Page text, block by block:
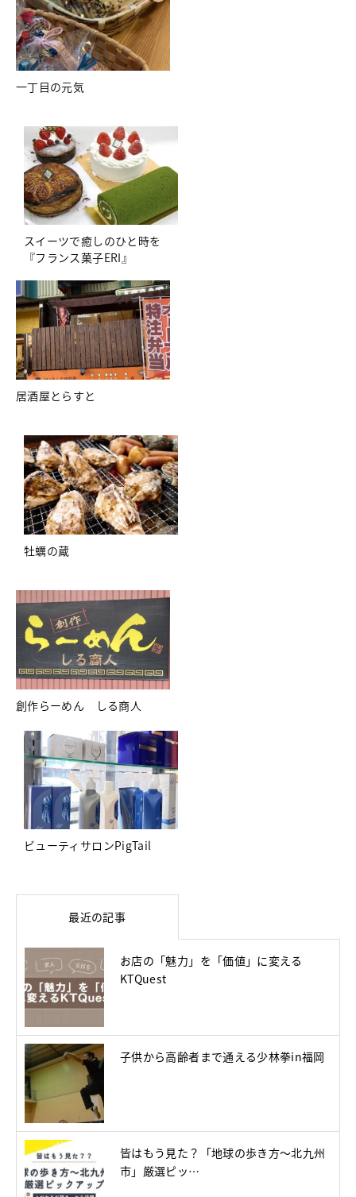
一丁目の元気
スイーツで癒しのひと時を
『フランス菓子ERI』
居酒屋とらすと
牡蠣の蔵
創作らーめん しる商人
ビューティサロンPigTail
最近の記事
お店の「魅力」を「価値」に変える
KTQuest
子供から高齢者まで通える少林拳in福岡
皆はもう見た？「地球の歩き方～北九州
市」厳選ピッ…